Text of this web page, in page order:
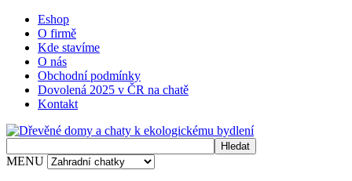
Eshop
O firmě
Kde stavíme
O nás
Obchodní podmínky
Dovolená 2025 v ČR na chatě
Kontakt
MENU